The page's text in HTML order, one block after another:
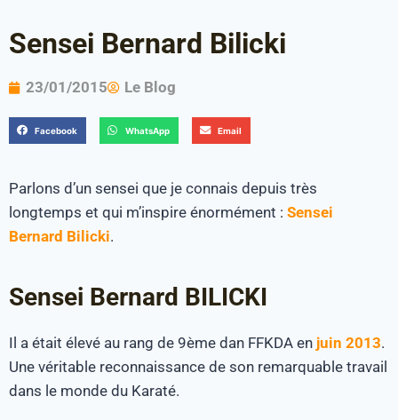
Sensei Bernard Bilicki
23/01/2015 Le Blog
Facebook WhatsApp Email
Parlons d’un sensei que je connais depuis très
longtemps et qui m’inspire énormément : Sensei
Bernard Bilicki.
Sensei Bernard BILICKI
Il a était élevé au rang de 9ème dan FFKDA en juin 2013.
Une véritable reconnaissance de son remarquable travail
dans le monde du Karaté.